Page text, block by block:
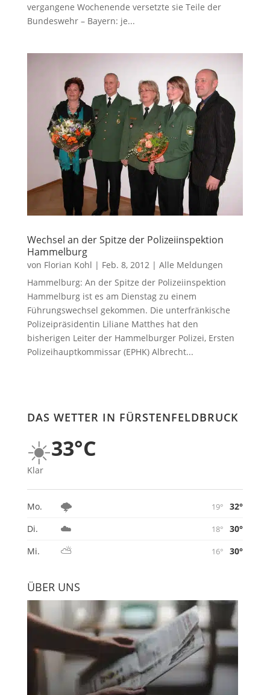
vergangene Wochenende versetzte sie Teile der
Bundeswehr – Bayern: je...
Wechsel an der Spitze der Polizeiinspektion
Hammelburg
von Florian Kohl | Feb. 8, 2012 | Alle Meldungen
Hammelburg: An der Spitze der Polizeiinspektion
Hammelburg ist es am Dienstag zu einem
Führungswechsel gekommen. Die unterfränkische
Polizeipräsidentin Liliane Matthes hat den
bisherigen Leiter der Hammelburger Polizei, Ersten
Polizeihauptkommissar (EPHK) Albrecht...
DAS WETTER IN FÜRSTENFELDBRUCK
☀️33°C
Klar
Mo. 🌩️ 19°
32°
Di.
☁️ 18°
30°
Mi.
⛅ 16° 30°
ÜBER UNS